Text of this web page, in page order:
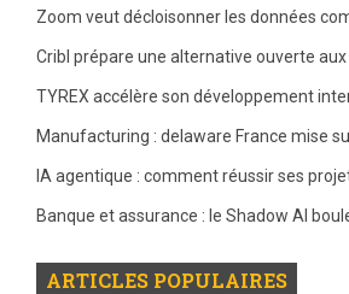
Zoom veut décloisonner les données
Cribl prépare une alternative ouverte
TYREX accélère son développement
Manufacturing : delaware France mise
IA agentique : comment réussir ses
Banque et assurance : le Shadow AI
ARTICLES POPULAIRES